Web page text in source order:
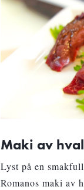
Maki av hval
Lyst på en
Romanos maki av